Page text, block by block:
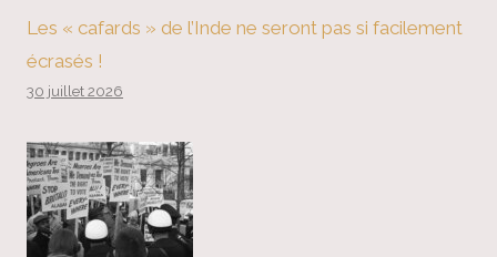
Les « cafards » de l’Inde ne seront pas si facilement
écrasés !
30 juillet 2026